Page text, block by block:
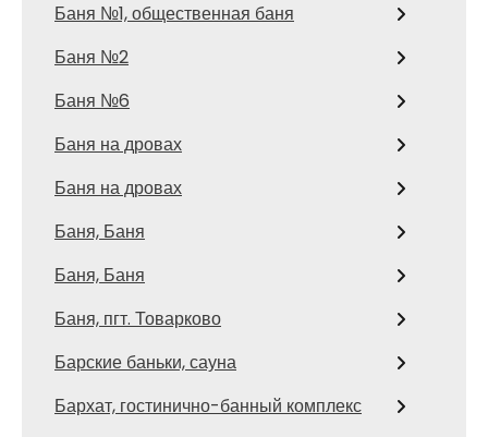
Баня №1, общественная баня
Баня №2
Баня №6
Баня на дровах
Баня на дровах
Баня, Баня
Баня, Баня
Баня, пгт. Товарково
Барские баньки, сауна
Бархат, гостинично-банный комплекс